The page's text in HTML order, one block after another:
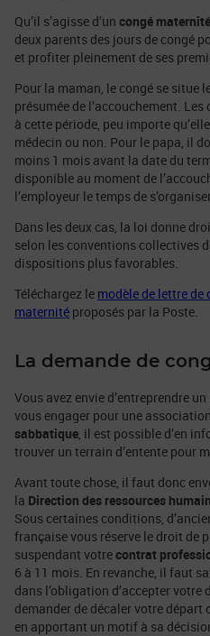
Qu’il s’agisse d’un congé
deux parents des jours de congé
et profiter pleinement de ses
Pour la maman, le congé se situe
présumée de l’accouchement.
à cette période, peu importe
médecin ou non. Pour le papa, il
moins 1 mois avant la date du
disponible au moment de
l’employeur le temps de
Dans les deux cas, la loi donne
selon les conventions collectives
dispositions plus favorables.
Téléchargez le modèle de lettre de
maternité proposés par la Poste.
La demande de
Vous avez envie d’entreprendre
vous engager pour une
sabbatique , il est possible d’en
trouver un terrain d’entente pour
Avant toute chose, il faut donc
la Direction des ressources
Sous certaines conditions,
française vous réserve le droit de
suspendant votrecontrat
6 à 11 mois. En revanche, il faut
dans l’obligation d’accepter votre
demander de décaler votre
en apportant un motif à sa